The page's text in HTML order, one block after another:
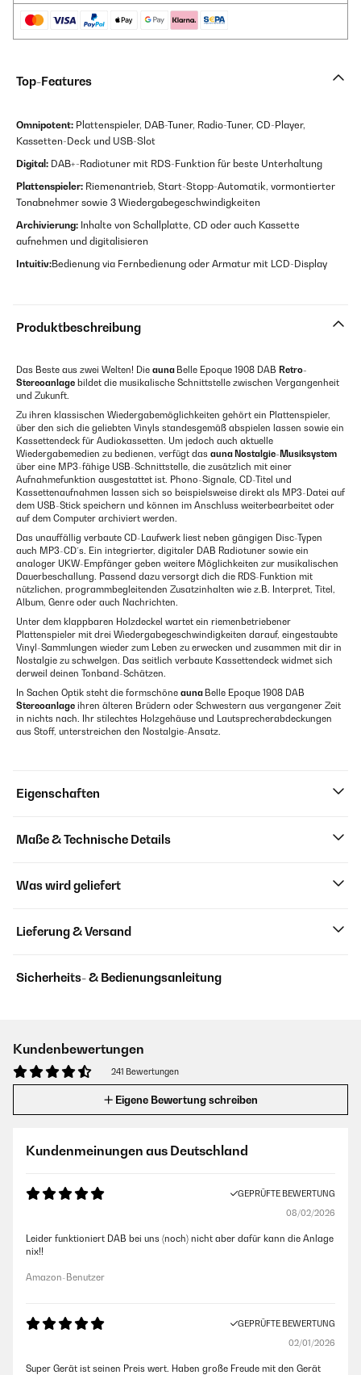
Top-Features
Omnipotent: Plattenspieler, DAB-Tuner, Radio-Tuner, CD-Player,
Kassetten-Deck und USB-Slot
Digital: DAB+-Radiotuner mit RDS-Funktion für beste Unterhaltung
Plattenspieler: Riemenantrieb, Start-Stopp-Automatik, vormontierter
Tonabnehmer sowie 3 Wiedergabegeschwindigkeiten
Archivierung: Inhalte von Schallplatte, CD oder auch Kassette
aufnehmen und digitalisieren
Intuitiv:Bedienung via Fernbedienung oder Armatur mit LCD-Display
Produktbeschreibung
Das Beste aus zwei Welten! Die auna Belle Epoque 1908 DAB Retro-
Stereoanlage bildet die musikalische Schnittstelle zwischen Vergangenheit
und Zukunft.
Zu ihren klassischen Wiedergabemöglichkeiten gehört ein Plattenspieler,
über den sich die geliebten Vinyls standesgemäß abspielen lassen sowie ein
Kassettendeck für Audiokassetten. Um jedoch auch aktuelle
Wiedergabemedien zu bedienen, verfügt das auna Nostalgie-Musiksystem
über eine MP3-fähige USB-Schnittstelle, die zusätzlich mit einer
Aufnahmefunktion ausgestattet ist. Phono-Signale, CD-Titel und
Kassettenaufnahmen lassen sich so beispielsweise direkt als MP3-Datei auf
dem USB-Stick speichern und können im Anschluss weiterbearbeitet oder
auf dem Computer archiviert werden.
Das unauffällig verbaute CD-Laufwerk liest neben gängigen Disc-Typen
auch MP3-CD´s. Ein integrierter, digitaler DAB Radiotuner sowie ein
analoger UKW-Empfänger geben weitere Möglichkeiten zur musikalischen
Dauerbeschallung. Passend dazu versorgt dich die RDS-Funktion mit
nützlichen, programmbegleitenden Zusatzinhalten wie z.B. Interpret, Titel,
Album, Genre oder auch Nachrichten.
Unter dem klappbaren Holzdeckel wartet ein riemenbetriebener
Plattenspieler mit drei Wiedergabegeschwindigkeiten darauf, eingestaubte
Vinyl-Sammlungen wieder zum Leben zu erwecken und zusammen mit dir in
Nostalgie zu schwelgen. Das seitlich verbaute Kassettendeck widmet sich
derweil deinen Tonband-Schätzen.
In Sachen Optik steht die formschöne auna Belle Epoque 1908 DAB
Stereoanlage ihren älteren Brüdern oder Schwestern aus vergangener Zeit
in nichts nach. Ihr stilechtes Holzgehäuse und Lautsprecherabdeckungen
aus Stoff, unterstreichen den Nostalgie-Ansatz.
Eigenschaften
Maße & Technische Details
Was wird geliefert
Lieferung & Versand
Sicherheits- & Bedienungsanleitung
Kundenbewertungen
241 Bewertungen
Eigene Bewertung schreiben
Kundenmeinungen aus Deutschland
GEPRÜFTE BEWERTUNG
08/02/2026
Leider funktioniert DAB bei uns (noch) nicht aber dafür kann die Anlage
nix!!
Amazon-Benutzer
GEPRÜFTE BEWERTUNG
02/01/2026
Super Gerät ist seinen Preis wert. Haben große Freude mit den Gerät